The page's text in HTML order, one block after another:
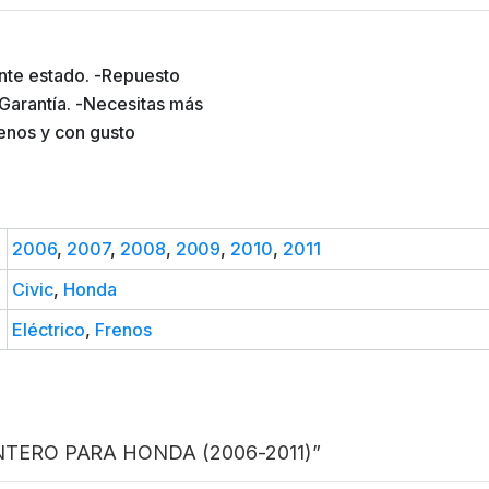
estado. -Repuesto
-Necesitas más
y con gusto
2006, 2007, 2008, 2009, 2010, 2011
Civic, Honda
Eléctrico, Frenos
PARA HONDA (2006-2011)”